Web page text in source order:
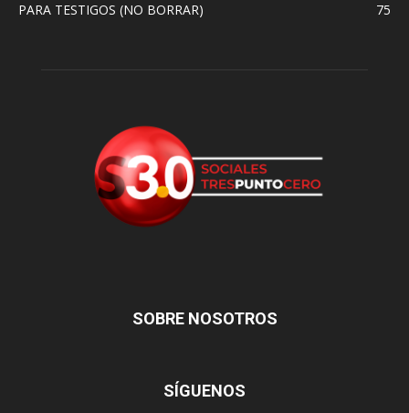
PARA TESTIGOS (NO BORRAR)
75
SOBRE NOSOTROS
SÍGUENOS